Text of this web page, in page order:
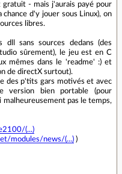
- mais j'aurais payé pour
chance d'y jouer sous Linux), on
libres.
dll sans sources dedans (des
sûrement), le jeu est en C
mêmes dans le 'readme' :) et
de directX surtout).
des p'tits gars motivés et avec
version bien portable (pour
malheureusement pas le temps,
(...)
modules/news/(...) )